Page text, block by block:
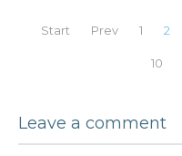
Start Prev 1 2
10
Leave a comment